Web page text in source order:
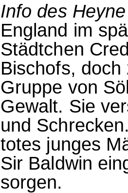
Info des
England im
Städtchen
Bischofs,
Gruppe von
Gewalt. Sie
und
totes junges
Sir Baldwin
sorgen.